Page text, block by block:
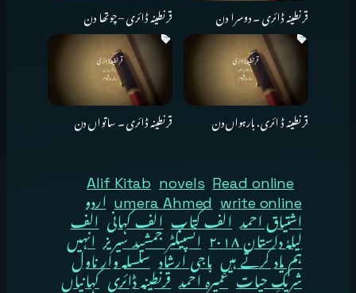
قرنطینہ ڈائری ۔ دوسرا دن قرنطینہ ڈائری – چوتھا دن
قرنطینہ ڈ ائری . بارہواں دن قرنطینہ ڈائری ۔ ساتواں دن
Alif Kitab novels Read online
umera Ahmed write online
اردو
اشتیاق احمد الف کتاب الف کہانی الف
لیلہٰ داستان ۲۰۱۸
انسپیکٹر جمشید سیریز انہیں
ہم یاد کرتے ہیں باجی ارشاد سلسلہ وار ناول
شریکِ حیات عمیرہ احمد قرنطینہ ڈائری کہانیاں